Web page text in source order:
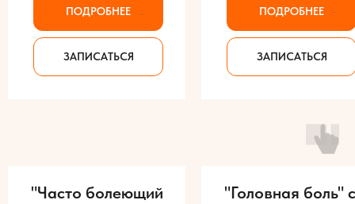
ПОДРОБНЕЕ
ЗАПИСАТЬСЯ
ПОДРОБНЕЕ
ЗАПИСАТЬСЯ
"Часто болеющий
"Головная боль" с